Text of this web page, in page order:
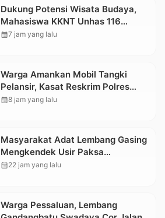
Dukung Potensi Wisata Budaya,
Mahasiswa KKNT Unhas 116
Kelurahan Nonongan Utara Pasang
calendar_month7 jam yang lalu
Warga Amankan Mobil Tangki
Pelansir, Kasat Reskrim Polres
Toraja Utara: Proses Hukum
calendar_month8 jam yang lalu
Masyarakat Adat Lembang Gasing
Mengkendek Usir Paksa
Penggarap yang Rusak Kawasan
calendar_month22 jam yang lalu
Warga Pessaluan, Lembang